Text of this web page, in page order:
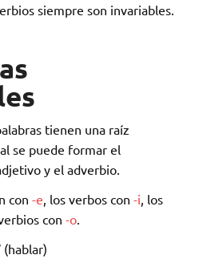
siempre son invariables.
tienen una raíz
se puede formar el
y el adverbio.
con -e , los verbos con -i , los
con -o
(hablar)